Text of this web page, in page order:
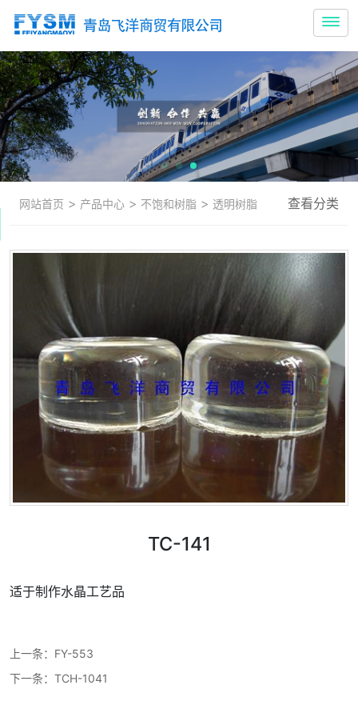
网站首页 > 产品中心 > 不饱和树脂 > 透明树脂 查看分类
TC-141
适于制作水晶工艺品
上一条： FY-553
下一条： TCH-1041